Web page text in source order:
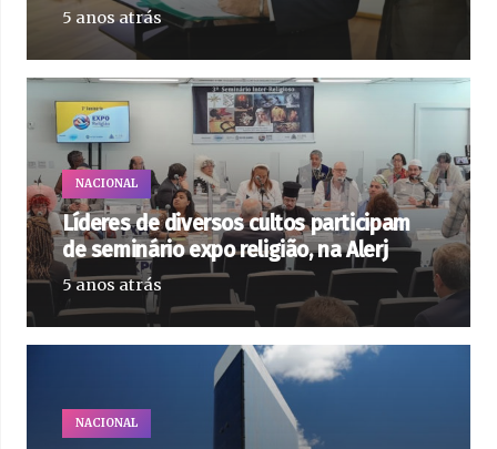
5 anos atrás
NACIONAL
Líderes de diversos cultos participam
de seminário expo religião, na Alerj
5 anos atrás
NACIONAL